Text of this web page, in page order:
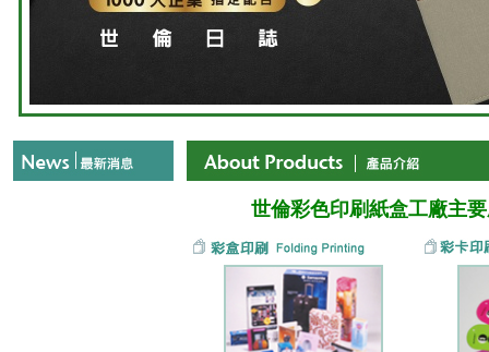
世倫彩色印刷紙盒工廠主